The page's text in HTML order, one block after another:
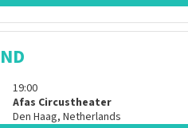
19:00
Afas Circustheater
Den Haag, Netherlands